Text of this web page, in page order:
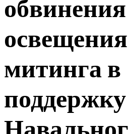
освещения
митинга в
поддержку